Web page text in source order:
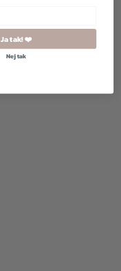
Ja tak! ❤️
Nej tak